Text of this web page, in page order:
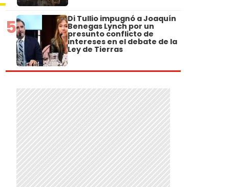
5 Di Tullio impugnó a Joaquín
Benegas Lynch por un
presunto conflicto de
intereses en el debate de la
Ley de Tierras